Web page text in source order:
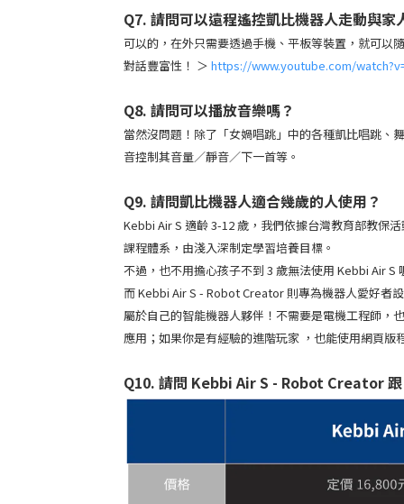
Q7. 請問可以遠程遙控凱比機器人走動與家
可以的， 在外只需要透過手機、平板等裝置，就可以
對話豐富性！ ＞ https://www.youtube.com/
Q8. 請問可以播放音樂嗎？
當然沒問題！除了「女媧唱跳」中的各種凱比唱跳、
音控制其音量／靜音／下一首等。
Q9. 請問凱比機器人適合幾歲的人使用？
Kebbi Air S 適齡 3-12 歲，我們依據台灣教育部教保
課程體系，由淺入深制定學習培養目標。
不過，也不用擔心孩子不到 3 歲無法使用 Kebbi Air
而 Kebbi Air S - Robot Creator 則專為機器人愛好者
屬於自己的智能機器人夥伴！不需要是電機工程師，
應用；如果你是有經驗的進階玩家 ，也能使用網頁版
Q10. 請問 Kebbi Air S - Robot Creator